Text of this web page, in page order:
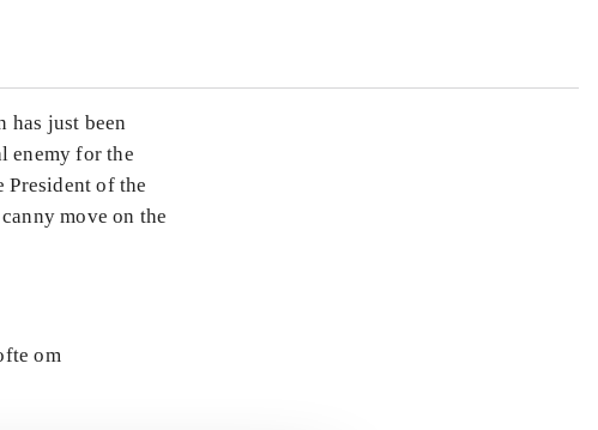
has just been
enemy for the
President of the
move on the
om